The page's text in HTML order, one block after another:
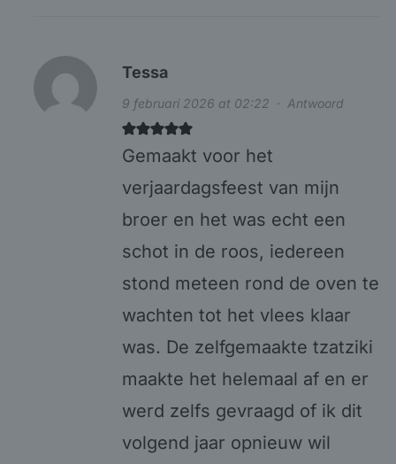
Tessa
9 februari 2026 at 02:22 · Antwoord
Gemaakt voor het
verjaardagsfeest van mijn
broer en het was echt een
schot in de roos, iedereen
stond meteen rond de oven te
wachten tot het vlees klaar
was. De zelfgemaakte tzatziki
maakte het helemaal af en er
werd zelfs gevraagd of ik dit
volgend jaar opnieuw wil